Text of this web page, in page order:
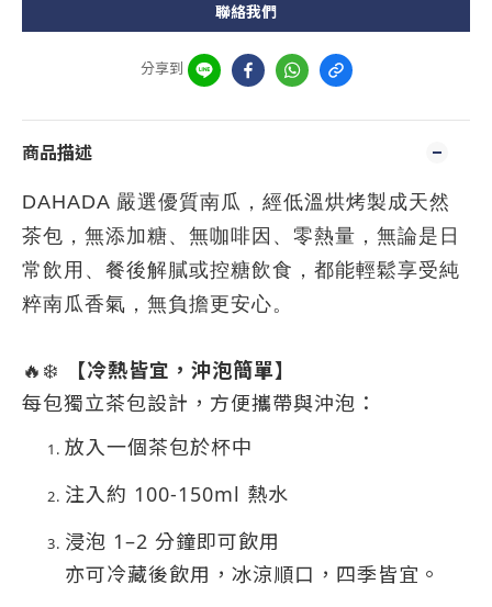
聯絡我們
分享到
商品描述
DAHADA 嚴選優質南瓜，經低溫烘烤製成天然
茶包，無添加糖、無咖啡因、零熱量，無論是日
常飲用、餐後解膩或控糖飲食，都能輕鬆享受純
粹南瓜香氣，無負擔更安心。
🔥❄️
【冷熱皆宜，沖泡簡單】
每包獨立茶包設計，方便攜帶與沖泡：
放入一個茶包於杯中
注入約 100-150ml 熱水
浸泡 1–2 分鐘即可飲用
亦可冷藏後飲用，冰涼順口，四季皆宜。